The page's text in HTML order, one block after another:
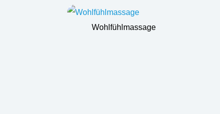
Wohlfühlmassage